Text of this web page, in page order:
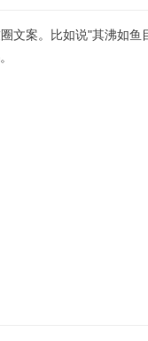
文案。比如说"其沸如鱼